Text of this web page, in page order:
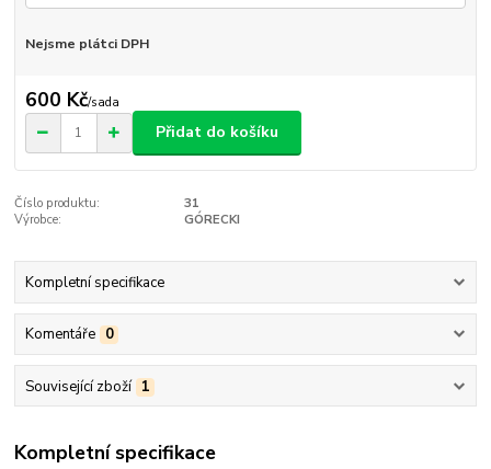
Nejsme plátci DPH
600 Kč/sada
Přidat do košíku
Číslo produktu:
31
Výrobce:
GÓRECKI
Kompletní specifikace
Komentáře 0
Související zboží 1
Kompletní specifikace